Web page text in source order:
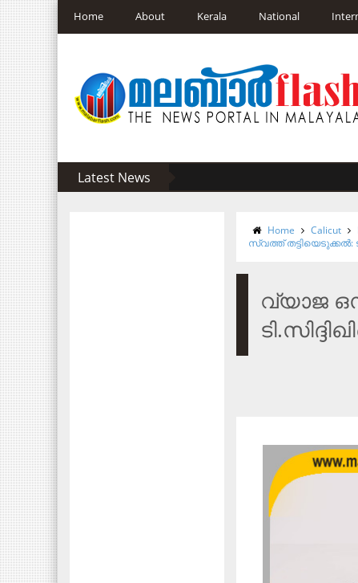
Home About Kerala National
Latest News
Home Calicut
സ്വത്ത്​ തട്ടിയെടുക്കൽ:
വ്യാജ